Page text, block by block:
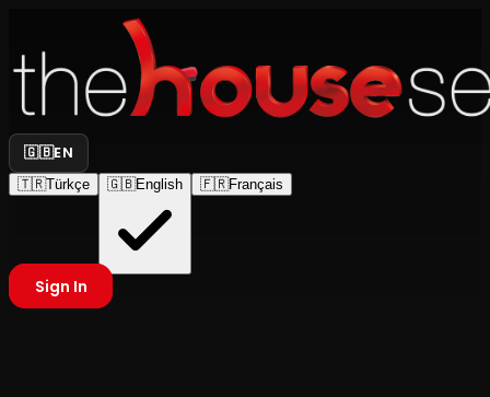
🇬🇧EN
🇹🇷Türkçe 🇬🇧English 🇫🇷Français
Sign In